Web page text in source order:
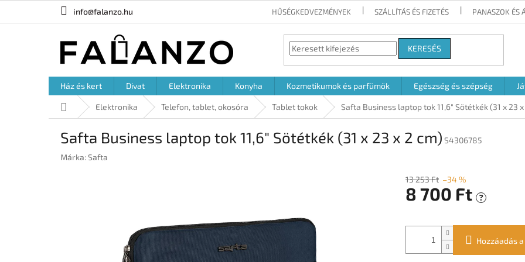
info@falanzo.hu HŰSÉGKEDVEZMÉNYEK SZÁLLÍTÁS ÉS FIZETÉS PANASZOK ÉS
KERESÉS
Ház és kert Divat Elektronika Konyha Kozmetikumok és parfümök Egészség és szépség
KezdőlapElektronika Telefon, tablet, okosóra Tablet tokok Safta Business laptop tok 11,6" Sötétkék (31 x 23
Safta Business laptop tok 11,6" Sötétkék (31 x 23 x 2 cm) S4306785
Márka:Safta
13 253 Ft –34 %
8 700 Ft ?
Hozzáadás